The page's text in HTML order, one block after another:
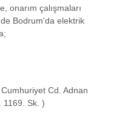
onarım çalışmaları
Bodrum'da elektrik
Cd. Adnan
1169. Sk. )